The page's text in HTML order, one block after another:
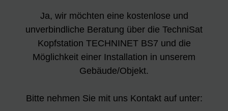
Ja, wir möchten eine kostenlose und
unverbindliche Beratung über die TechniSat
Kopfstation TECHNINET BS7 und die
Möglichkeit einer Installation in unserem
Gebäude/Objekt.
Bitte nehmen Sie mit uns Kontakt auf unter: